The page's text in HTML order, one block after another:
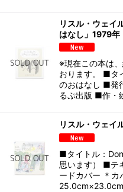
リスル・ウェイ
はなし」1979年
※現在この本は
おります。 ■タ
のおはなし ■発
るぷ出版 ■作・
リスル・ウェイ
■タイトル：
思います） ■テ
ードカバー ＊カ